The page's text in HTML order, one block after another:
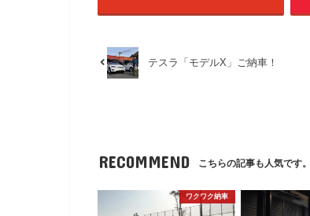
テスラ「モデルX」ご納車！
RECOMMEND こちらの記事も人気です。
ワクワク納車